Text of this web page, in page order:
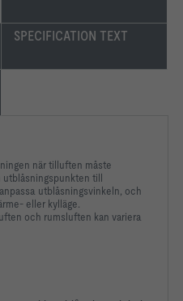
SPECIFICATION TEXT
när tilluften måste
utblåsningspunkten till
utblåsningsvinkeln, och
eller kylläge.
och rumsluften kan variera